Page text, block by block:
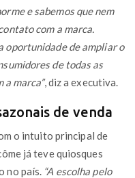
e sabemos que nem
com a marca.
oportunidade de ampliar o
de todas as
a marca”, diz a executiva.
de venda
o intuito principal de
já teve quiosques
no país. “A escolha pelo